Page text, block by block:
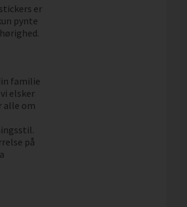
er
pynte
familie
elsker
alle om
på